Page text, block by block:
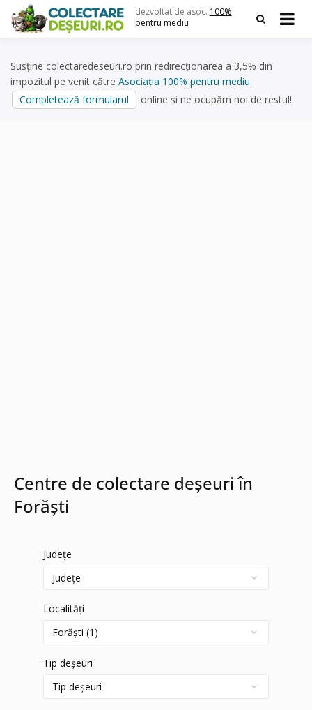
content
dezvoltat de asoc. 100%
pentru mediu
Susține colectaredeseuri.ro prin redirecționarea a 3,5% din
impozitul pe venit către Asociația 100% pentru mediu.
Completează formularul
online și ne ocupăm noi de restul!
Centre de colectare deșeuri în
Forăști
Județe
Localități
Tip deșeuri